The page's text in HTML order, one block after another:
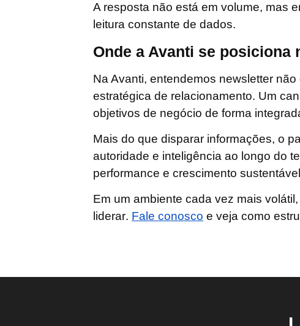
A resposta não está em volume, mas
leitura constante de dados.
Onde a Avanti se posiciona
Na Avanti, entendemos newsletter
estratégica de relacionamento. Um
objetivos de negócio de forma
Mais do que disparar informações, o
autoridade e inteligência ao longo do
performance e crescimento
Em um ambiente cada vez mais volátil,
liderar. Fale conosco e veja como